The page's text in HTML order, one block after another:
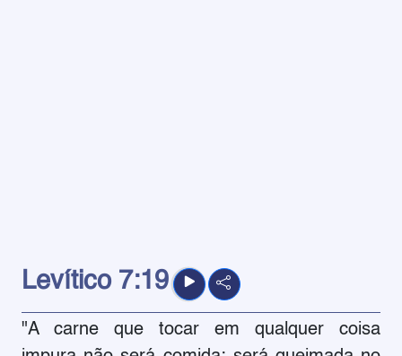
Levítico7:19
"A carne que tocar em qualquer coisa